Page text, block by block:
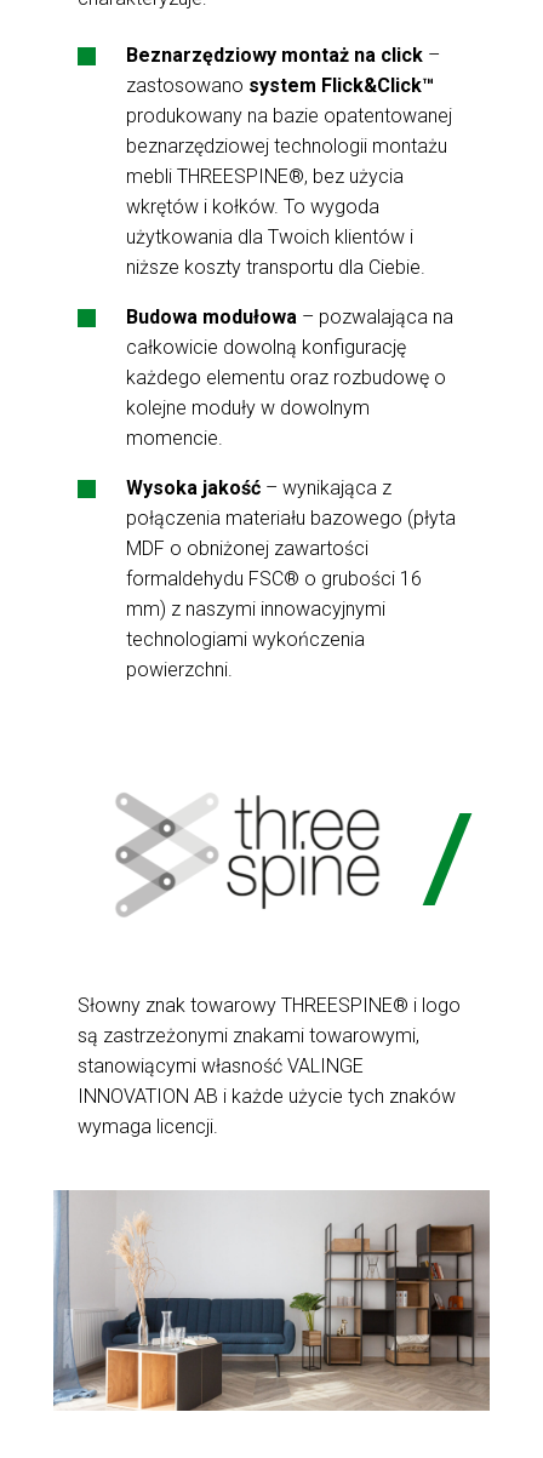
Beznarzędziowy montaż na click –
zastosowano system Flick&Click™
produkowany na bazie opatentowanej
beznarzędziowej technologii montażu
mebli THREESPINE®, bez użycia
wkrętów i kołków. To wygoda
użytkowania dla Twoich klientów i
niższe koszty transportu dla Ciebie.
Budowa modułowa – pozwalająca na
całkowicie dowolną konfigurację
każdego elementu oraz rozbudowę o
kolejne moduły w dowolnym
momencie.
Wysoka jakość – wynikająca z
połączenia materiału bazowego (płyta
MDF o obniżonej zawartości
formaldehydu FSC® o grubości 16
mm) z naszymi innowacyjnymi
technologiami wykończenia
powierzchni.
Słowny znak towarowy THREESPINE® i logo
są zastrzeżonymi znakami towarowymi,
stanowiącymi własność VALINGE
INNOVATION AB i każde użycie tych znaków
wymaga licencji.